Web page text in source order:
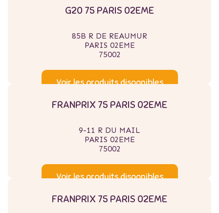
G20 75 PARIS 02EME
85B R DE REAUMUR
PARIS 02EME
75002
Voir les produits disponibles
FRANPRIX 75 PARIS 02EME
9-11 R DU MAIL
PARIS 02EME
75002
Voir les produits disponibles
FRANPRIX 75 PARIS 02EME